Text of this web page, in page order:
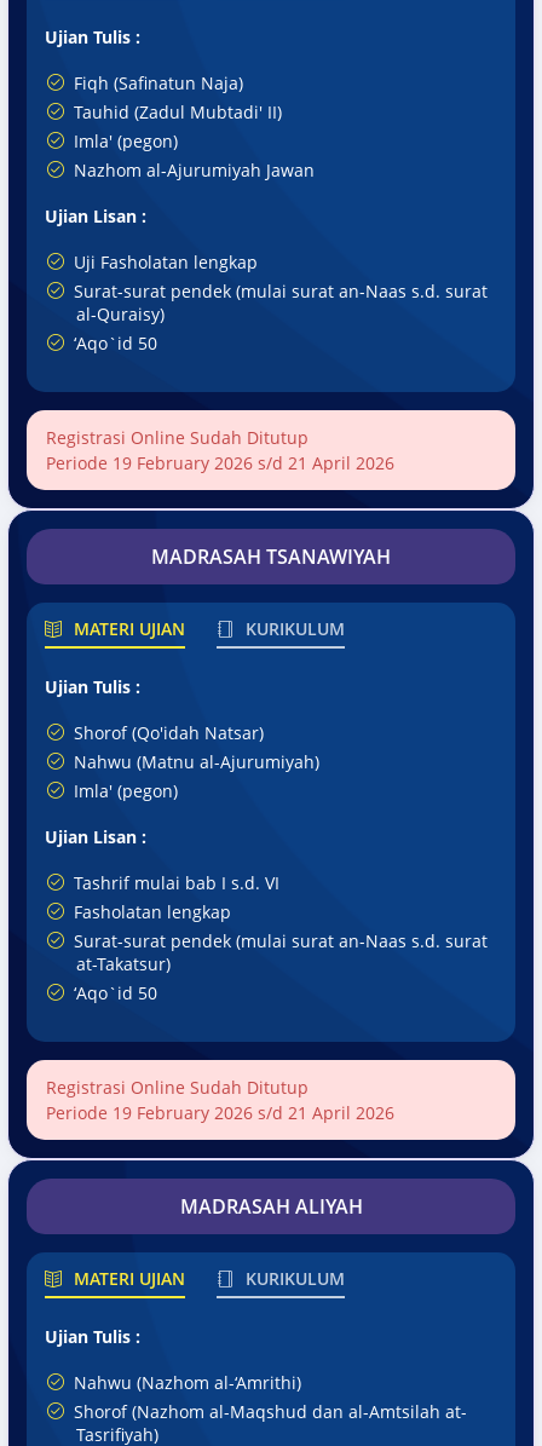
Ujian Tulis :
Fiqh (Safinatun Naja)
Tauhid (Zadul Mubtadi' II)
Imla' (pegon)
Nazhom al-Ajurumiyah Jawan
Ujian Lisan :
Uji Fasholatan lengkap
Surat-surat pendek (mulai surat an-Naas s.d. surat
al-Quraisy)
‘Aqo`id 50
Registrasi Online Sudah Ditutup
Periode 19 February 2026 s/d 21 April 2026
MADRASAH TSANAWIYAH
MATERI UJIAN KURIKULUM
Ujian Tulis :
Shorof (Qo'idah Natsar)
Nahwu (Matnu al-Ajurumiyah)
Imla' (pegon)
Ujian Lisan :
Tashrif mulai bab I s.d. VI
Fasholatan lengkap
Surat-surat pendek (mulai surat an-Naas s.d. surat
at-Takatsur)
‘Aqo`id 50
Registrasi Online Sudah Ditutup
Periode 19 February 2026 s/d 21 April 2026
MADRASAH ALIYAH
MATERI UJIAN KURIKULUM
Ujian Tulis :
Nahwu (Nazhom al-‘Amrithi)
Shorof (Nazhom al-Maqshud dan al-Amtsilah at-
Tasrifiyah)